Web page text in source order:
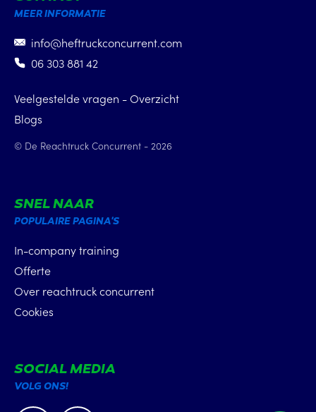
MEER INFORMATIE
info@heftruckconcurrent.com
06 303 881 42
Veelgestelde vragen - Overzicht
Blogs
© De Reachtruck Concurrent - 2026
SNEL NAAR
POPULAIRE PAGINA'S
In-company training
Offerte
Over reachtruck concurrent
Cookies
SOCIAL MEDIA
VOLG ONS!